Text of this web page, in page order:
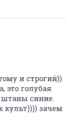
и строгий))
это голубая
штаны синие.
культ)))) зачем